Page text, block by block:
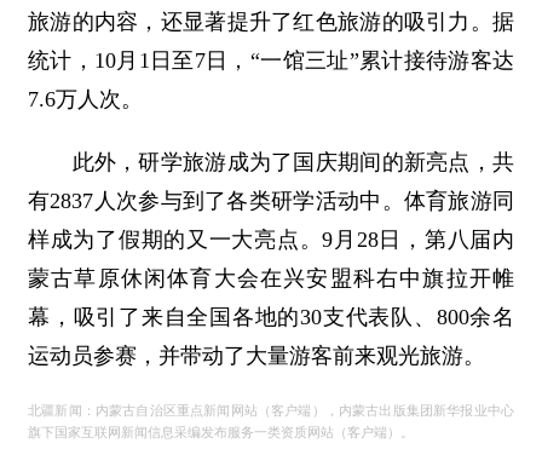
旅游的内容，还显著提升了红色旅游的吸引力。据
统计，10月1日至7日，“一馆三址”累计接待游客达
7.6万人次。
此外，研学旅游成为了国庆期间的新亮点，共
有2837人次参与到了各类研学活动中。体育旅游同
样成为了假期的又一大亮点。9月28日，第八届内
蒙古草原休闲体育大会在兴安盟科右中旗拉开帷
幕，吸引了来自全国各地的30支代表队、800余名
运动员参赛，并带动了大量游客前来观光旅游。
北疆新闻：内蒙古自治区重点新闻网站（客户端），内蒙古出版集团新华报业中心
旗下国家互联网新闻信息采编发布服务一类资质网站（客户端）。